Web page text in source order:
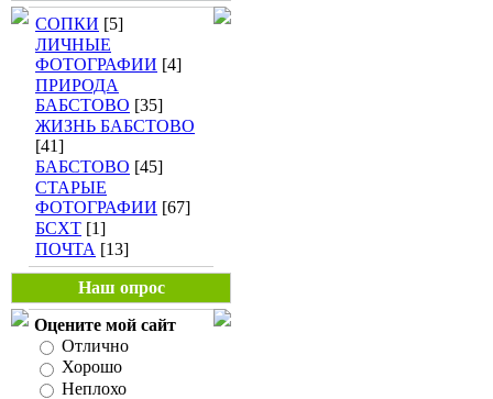
СОПКИ [5]
ЛИЧНЫЕ
ФОТОГРАФИИ [4]
ПРИРОДА
БАБСТОВО [35]
ЖИЗНЬ БАБСТОВО
[41]
БАБСТОВО [45]
СТАРЫЕ
ФОТОГРАФИИ [67]
БСХТ [1]
ПОЧТА [13]
Наш опрос
Оцените мой сайт
Отлично
Хорошо
Неплохо